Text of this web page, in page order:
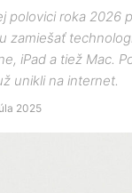
polovici roka 2026
zamiešať
iPad a tiež Mac.
unikli na internet.
2025